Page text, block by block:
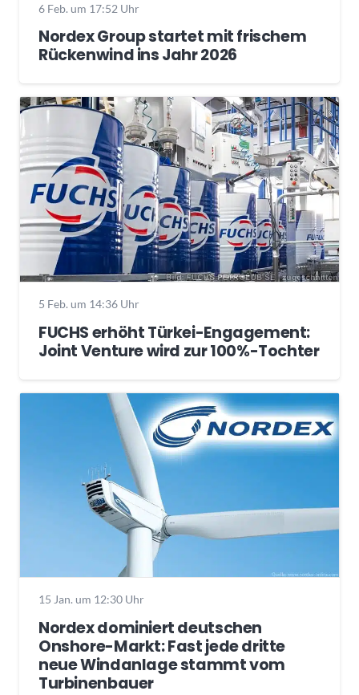
6 Feb. um 17:52 Uhr
Nordex Group startet mit frischem
Rückenwind ins Jahr 2026
5 Feb. um 14:36 Uhr
FUCHS erhöht Türkei-Engagement:
Joint Venture wird zur 100%-Tochter
15 Jan. um 12:30 Uhr
Nordex dominiert deutschen
Onshore-Markt: Fast jede dritte
neue Windanlage stammt vom
Turbinenbauer